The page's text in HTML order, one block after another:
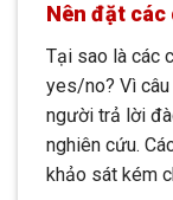
Nên đặt các
Tại sao là các
yes/no? Vì câu
người trả lời
nghiên cứu.
khảo sát kém